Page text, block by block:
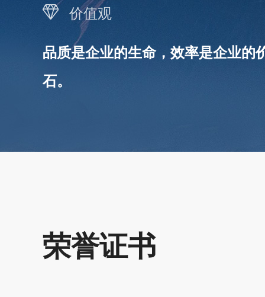
价值观
品质是企业的生命，效率是企业的
石。
荣誉证书